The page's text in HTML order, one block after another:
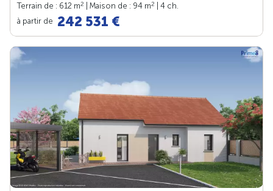
Terrain de : 612 m2 | Maison de : 94 m2
| 4 ch.
à partir de 242 531 €